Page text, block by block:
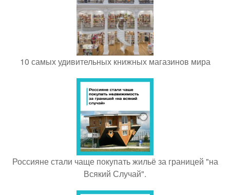
10 самых удивительных книжных магазинов мира
Россияне стали чаще покупать жильё за границей "на
Всякий Случай".